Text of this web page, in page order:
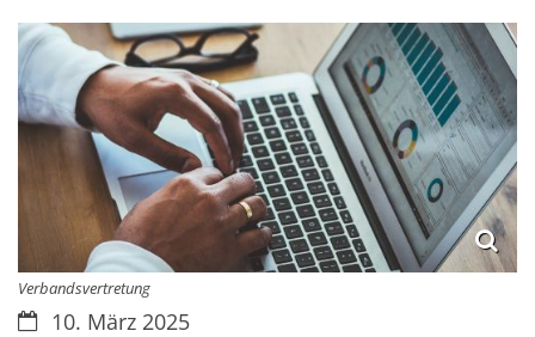
Verbandsvertretung
Datum:10. März 2025